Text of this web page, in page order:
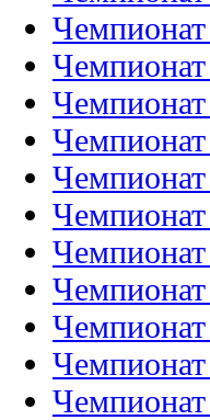
Чемпионат
Чемпионат